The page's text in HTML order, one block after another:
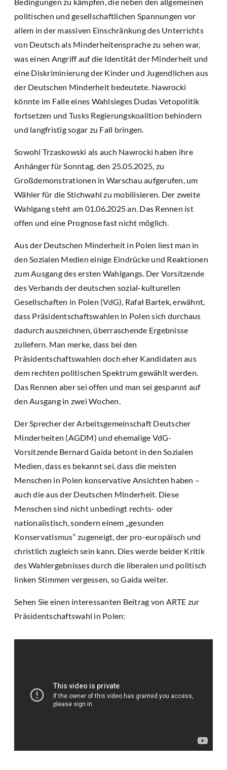
politischen und gesellschaftlichen Spannungen vor
allem in der massiven Einschränkung des Unterrichts
von Deutsch als Minderheitensprache zu sehen war,
was einen Angriff auf die Identität der Minderheit und
eine Diskriminierung der Kinder und Jugendlichen aus
der Deutschen Minderheit bedeutete. Nawrocki
könnte im Falle eines Wahlsieges Dudas Vetopolitik
fortsetzen und Tusks Regierungskoalition behindern
und langfristig sogar zu Fall bringen.
Sowohl Trzaskowski als auch Nawrocki haben ihre
Anhänger für Sonntag, den 25.05.2025, zu
Großdemonstrationen in Warschau aufgerufen, um
Wähler für die Stichwahl zu mobilisieren. Der zweite
Wahlgang steht am 01.06.2025 an. Das Rennen ist
offen und eine Prognose fast nicht möglich.
Aus der Deutschen Minderheit in Polen liest man in
den Sozialen Medien einige Eindrücke und Reaktionen
zum Ausgang des ersten Wahlgangs. Der Vorsitzende
des Verbands der deutschen sozial-kulturellen
Gesellschaften in Polen (VdG), Rafał Bartek, erwähnt,
dass Präsidentschaftswahlen in Polen sich durchaus
dadurch auszeichnen, überraschende Ergebnisse
zuliefern. Man merke, dass bei den
Präsidentschaftswahlen doch eher Kandidaten aus
dem rechten politischen Spektrum gewählt werden.
Das Rennen aber sei offen und man sei gespannt auf
den Ausgang in zwei Wochen.
Der Sprecher der Arbeitsgemeinschaft Deutscher
Minderheiten (AGDM) und ehemalige VdG-
Vorsitzende Bernard Gaida betont in den Sozialen
Medien, dass es bekannt sei, dass die meisten
Menschen in Polen konservative Ansichten haben –
auch die aus der Deutschen Minderheit. Diese
Menschen sind nicht unbedingt rechts- oder
nationalistisch, sondern einem „gesunden
Konservatismus“ zugeneigt, der pro-europäisch und
christlich zugleich sein kann. Dies werde beider Kritik
des Wahlergebnisses durch die liberalen und politisch
linken Stimmen vergessen, so Gaida weiter.
Sehen Sie einen interessanten Beitrag von ARTE zur
Präsidentschaftswahl in Polen: